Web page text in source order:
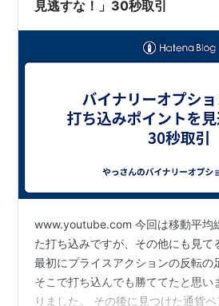
見逃すな！」30秒取引
www.youtube.com 今回は移動平均
た打ち込みですが、その他にも見て
最初にプライスアクションの反転の
そこで打ち込んでも勝ててたと思い
りました。 その後に見つけた通貨